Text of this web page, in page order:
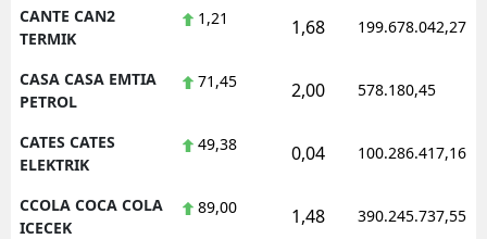
CANTE CAN2
TERMIK
1,21 1,68 199.678.042,27
CASA CASA EMTIA
PETROL
71,45 2,00 578.180,45
CATES CATES
ELEKTRIK
49,38 0,04 100.286.417,16
CCOLA COCA COLA
ICECEK
89,00 1,48 390.245.737,55